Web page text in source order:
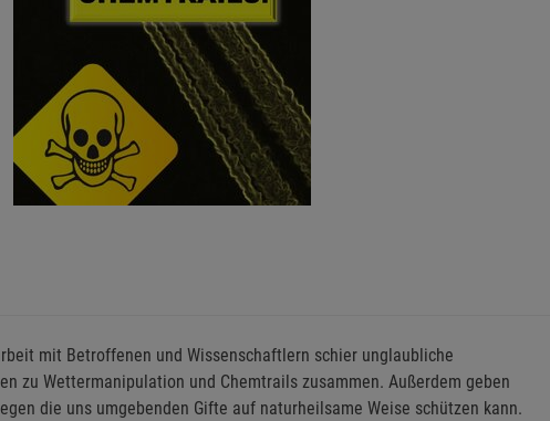
mit Betroffenen und Wissenschaftlern schier unglaubliche
zu Wettermanipulation und Chemtrails zusammen. Außerdem geben
die uns umgebenden Gifte auf naturheilsame Weise schützen kann.